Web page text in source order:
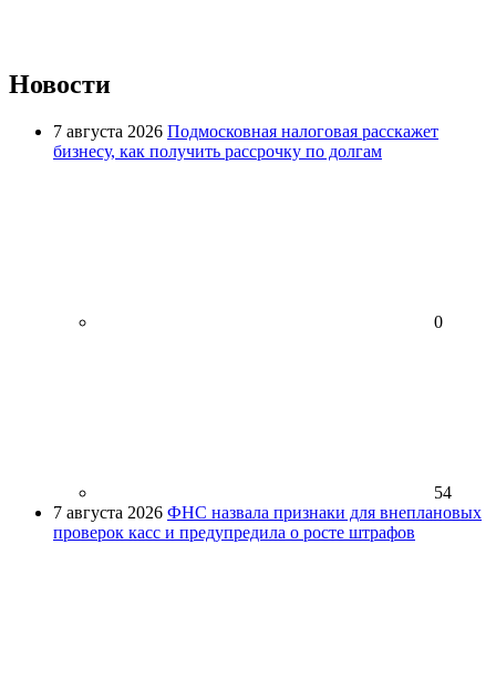
Новости
7 августа 2026 Подмосковная налоговая расскажет
бизнесу, как получить рассрочку по долгам
0
54
7 августа 2026 ФНС назвала признаки для внеплановых
проверок касс и предупредила о росте штрафов